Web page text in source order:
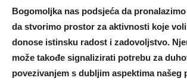
Bogomoljka nas podsjeća da
da stvorimo prostor za aktivnosti koje
donose istinsku radost i zadovoljstvo.
može takođe signalizirati potrebu za
povezivanjem s dubljim aspektima našeg